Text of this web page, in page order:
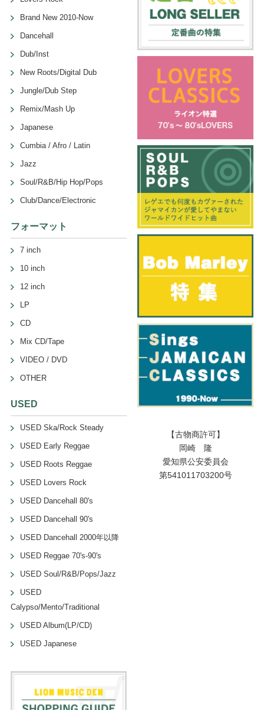
Brand New 2010-Now
Dancehall
Dub/Inst
New Roots/Digital Dub
Jungle/Dub Step
Remix/Mash Up
Japanese
Cumbia / Afro / Latin
Jazz
Soul/R&B/Hip Hop/Pops
Club/Dance/Electronic
フォーマット
7 inch
10 inch
12 inch
LP
CD
Mix CD/Tape
VIDEO / DVD
OTHER
USED
USED Ska/Rock Steady
USED Early Reggae
USED Roots Reggae
USED Lovers Rock
USED Dancehall 80's
USED Dancehall 90's
USED Dancehall 2000年以降
USED Reggae 70's-90's
USED Soul/R&B/Pops/Jazz
USED
Calypso/Mento/Traditional
USED Album(LP/CD)
USED Japanese
【古物商許可】
岡崎 隆
愛知県公安委員会
第541011703200号